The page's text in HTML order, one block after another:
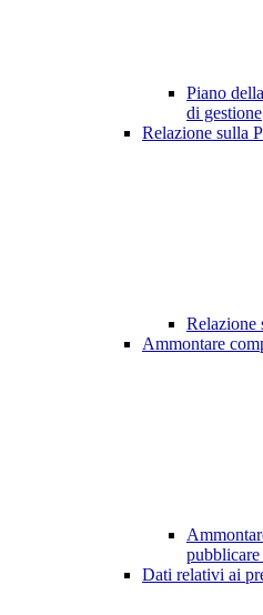
Piano
di gestione
Relazione sulla
Relazione
Ammontare
Dati relativi ai